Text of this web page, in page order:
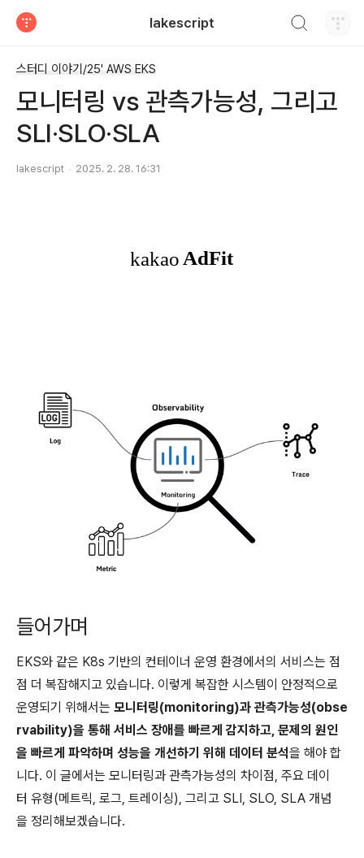
lakescript
스터디 이야기/25' AWS EKS
모니터링 vs 관측가능성, 그리고
SLI·SLO·SLA
lakescript 2025. 2. 28. 16:31
들어가며
EKS와 같은 K8s 기반의 컨테이너 운영 환경에서의 서비스는 점
점 더 복잡해지고 있습니다. 이렇게 복잡한 시스템이 안정적으로
운영되기 위해서는 모니터링(monitoring)과 관측가능성(obse
rvability)을 통해 서비스 장애를 빠르게 감지하고, 문제의 원인
을 빠르게 파악하며 성능을 개선하기 위해 데이터 분석을 해야 합
니다. 이 글에서는 모니터링과 관측가능성의 차이점, 주요 데이
터 유형(메트릭, 로그, 트레이싱), 그리고 SLI, SLO, SLA 개념
을 정리해보겠습니다.